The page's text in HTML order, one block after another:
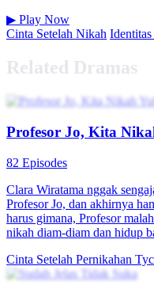
▶ Play Now
Cinta Setelah Nikah Identitas
Related Dramas